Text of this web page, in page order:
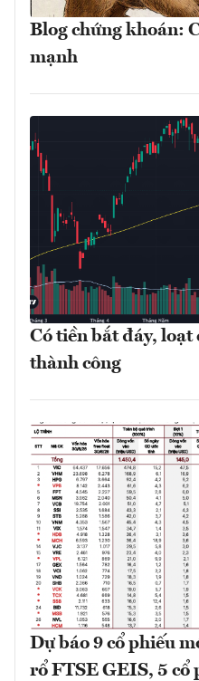
Blog chứng khoán:
mạnh
Có tiền bắt đáy, loạt
thành công
Dự báo 9 cổ phiếu
rổ FTSE GEIS, 5 cổ